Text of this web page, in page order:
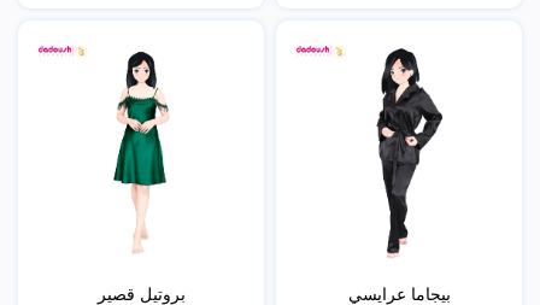
بيجاما عرايسي بروتيل قصير